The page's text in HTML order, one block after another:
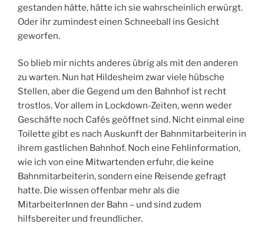
gestanden hätte, hätte ich sie wahrscheinlich erwürgt.
Oder ihr zumindest einen Schneeball ins Gesicht
geworfen.
So blieb mir nichts anderes übrig als mit den anderen
zu warten. Nun hat Hildesheim zwar viele hübsche
Stellen, aber die Gegend um den Bahnhof ist recht
trostlos. Vor allem in Lockdown-Zeiten, wenn weder
Geschäfte noch Cafés geöffnet sind. Nicht einmal eine
Toilette gibt es nach Auskunft der Bahnmitarbeiterin in
ihrem gastlichen Bahnhof. Noch eine Fehlinformation,
wie ich von eine Mitwartenden erfuhr, die keine
Bahnmitarbeiterin, sondern eine Reisende gefragt
hatte. Die wissen offenbar mehr als die
MitarbeiterInnen der Bahn – und sind zudem
hilfsbereiter und freundlicher.